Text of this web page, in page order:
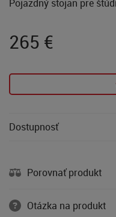
Pojazdný stojan pre
265 €
Dostupnosť
Porovnať produkt
Otázka na produkt